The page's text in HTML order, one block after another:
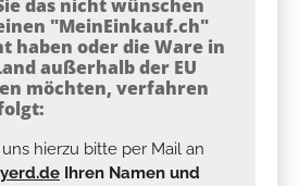
das nicht wünschen
"MeinEinkauf.ch"
haben oder die Ware in
außerhalb der EU
möchten, verfahren
hierzu bitte per Mail an
Ihren Namen und